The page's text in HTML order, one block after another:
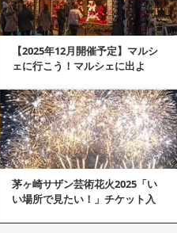
【2025年12月開催予定】マルシ
ェに行こう！マルシェに出よ
茅ヶ崎サザン芸術花火2025「い
い場所で見たい！」チケット入